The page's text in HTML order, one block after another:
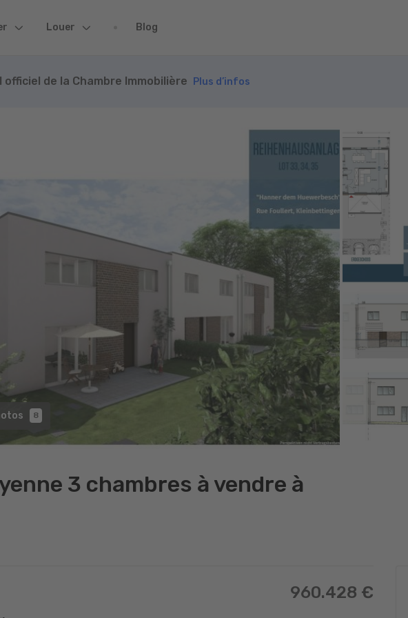
(current)Louer Blog
de la Chambre Immobilière Plus d’infos
8
3 chambres à vendre à
960.428 €